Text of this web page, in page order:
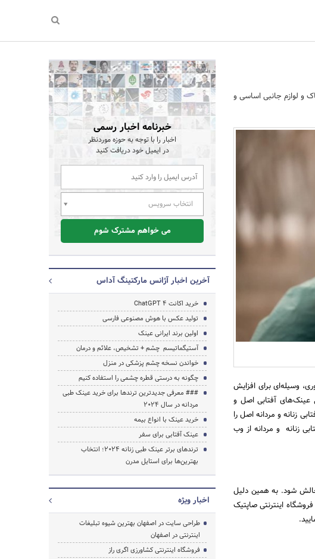
و لوازم جانبی اساسی و
وسیله‌ای برای افزایش
عینک‌های آفتابی اصل و
زنانه و مردانه اصل را
زنانه و مردانه از وب
شود. به همین دلیل
اینترنتی صاپتیک
خبرنامه اخبار رسمی
اخبار را با توجه به حوزه موردنظر
در ایمیل خود دریافت کنید
انتخاب سرویس
می خواهم مشترک شوم
آخرین اخبار آژانس مارکتینگ آداس
خرید اکانت ChatGPT 4
تولید عکس با هوش مصنوعی فارسی
اولین برند ایرانی عینک
آستیگماتیسم چشم + تشخیص، علائم و درمان
خواندن نسخه چشم پزشکی در منزل
چگونه به درستی قطره چشمی را استفاده کنیم
### معرفی جدیدترین ترندها برای خرید عینک طبی
مردانه در سال 2024
خرید عینک با انواع بیمه
عینک آفتابی برای سفر
ترندهای برتر عینک طبی زنانه 2024؛ انتخاب
بهترین‌ها برای استایل مدرن
اخبار ویژه
طراحی سایت در اصفهان بهترین شیوه تبلیغات
اینترنتی در اصفهان
فروشگاه اینترنتی کشاورزی اگری راز